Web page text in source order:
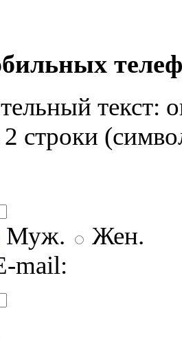
текст:
строки
Муж.
Жен.
mail: